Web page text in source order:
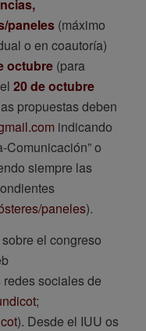
paneles(máximo
o en coautoría)
octubre(para
20 de octubre
propuestas deben
indicando
Comunicación” o
siempre las
paneles).
el congreso
redes sociales de
;
). Desde el IUU os